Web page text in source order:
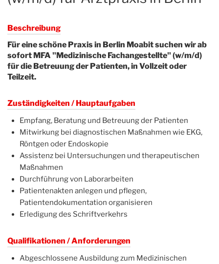
Beschreibung
Für eine schöne Praxis in Berlin Moabit suchen wir ab
sofort MFA "Medizinische Fachangestellte" (w/m/d)
für die Betreuung der Patienten, in Vollzeit oder
Teilzeit.
Zuständigkeiten / Hauptaufgaben
Empfang, Beratung und Betreuung der Patienten
Mitwirkung bei diagnostischen Maßnahmen wie EKG,
Röntgen oder Endoskopie
Assistenz bei Untersuchungen und therapeutischen
Maßnahmen
Durchführung von Laborarbeiten
Patientenakten anlegen und pflegen,
Patientendokumentation organisieren
Erledigung des Schriftverkehrs
Qualifikationen / Anforderungen
Abgeschlossene Ausbildung zum Medizinischen